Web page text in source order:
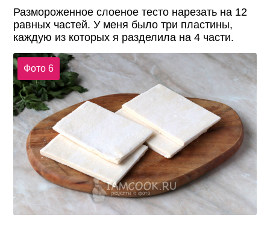
Размороженное слоеное тесто нарезать на 12
равных частей. У меня было три пластины,
каждую из которых я разделила на 4 части.
Фото 6